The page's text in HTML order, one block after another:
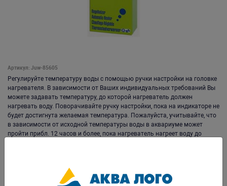
Артикул: Juw-85605
Регулируйте температуру воды с помощью ручки настройки на головке
нагревателя. В зависимости от Ваших индивидуальных требований Вы
можете задавать температуру, до которой нагреватель должен
нагревать воду. Поворачивайте ручку настройки, пока на индикаторе не
будет достигнута желаемая температура. Пожалуйста, учитывайте, что
в зависимости от исходной температуры воды в аквариуме может
пройти прибл. 12 часов и более, пока нагреватель нагреет воду до
заметите по красному индикатору. Дополнительно мы рекомендуем
Вам регулярно проверять температуру воды с помощью термометра.